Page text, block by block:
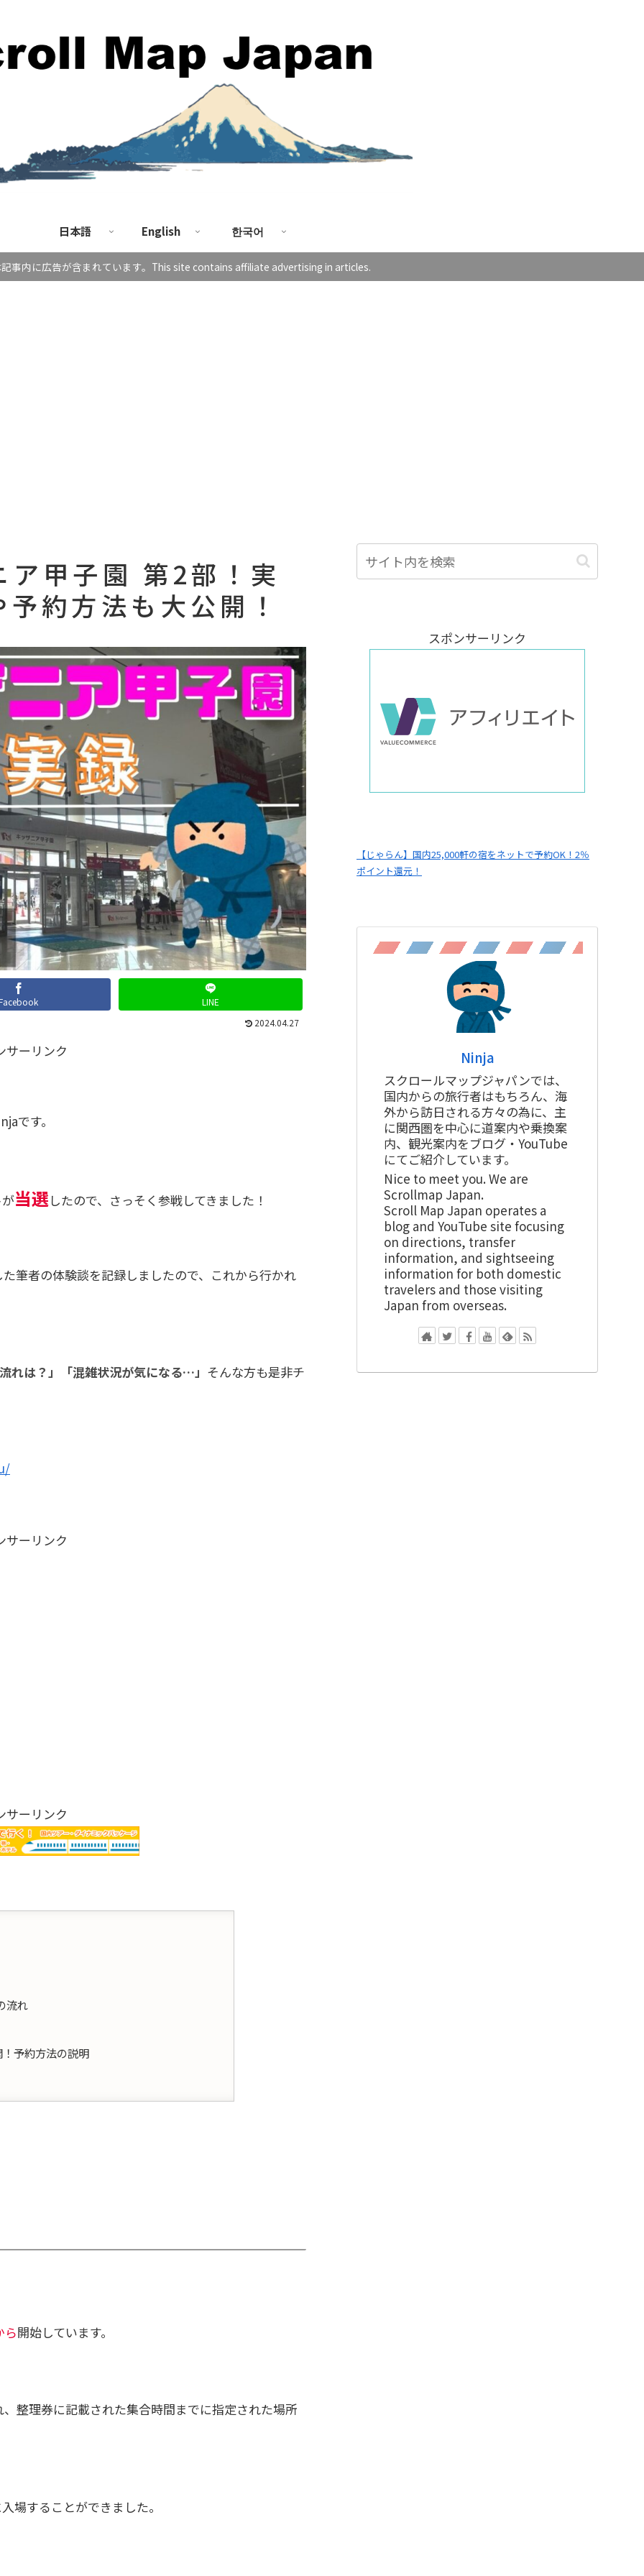
日本語 English 한국어
事内に広告が含まれています。This site contains affiliate advertising in articles.
甲子園 第2部！実
約方法も大公開！
LINE
2024.04.27
サーリンク
です。
当選したので、さっそく参戦してきました！
筆者の体験談を記録しましたので、これから行かれ
れは？」「混雑状況が気になる…」 そんな方も是非チ
サーリンク
サーリンク
流れ
予約方法の説明
ら開始しています。
整理券に記載された集合時間までに指定された場所
場することができました。
スポンサーリンク
【じゃらん】国内25,000軒の宿をネットで予約OK！2％
ポイント還元！
Ninja
スクロールマップジャパンでは、
国内からの旅行者はもちろん、海
外から訪日される方々の為に、主
に関西圏を中心に道案内や乗換案
内、観光案内をブログ・YouTube
にてご紹介しています。
Nice to meet you. We are
Scrollmap Japan.
Scroll Map Japan operates a
blog and YouTube site focusing
on directions, transfer
information, and sightseeing
information for both domestic
travelers and those visiting
Japan from overseas.